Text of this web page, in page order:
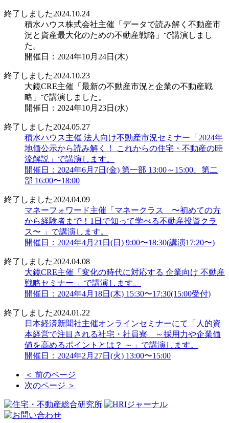
終了しました2024.10.24
積水ハウス株式会社主催「データで読み解く不動産市
況と資産最大化のための不動産戦略」で講演しまし
た。
開催日：2024年10月24日(木)
終了しました2024.10.23
大鏡CRE主催「最新の不動産市況と企業の不動産戦
略」で講演しました。
開催日：2024年10月23日(水)
終了しました2024.05.27
積水ハウス主催 法人向け不動産市況セミナー「2024年
地価公示から読み解く！ これからの住宅・不動産の時
流解説」で講演します。
開催日：2024年6月7日(金) 第一部 13:00～15:00、第二
部 16:00〜18:00
終了しました2024.04.09
マネーフォワード主催「マネークラス 〜初めての方
から経験者まで！1日で知って学べる不動産投資クラ
ス〜 」で講演します。
開催日：2024年4月21日(日) 9:00〜18:30(講演17:20〜)
終了しました2024.04.08
大鏡CRE主催「変化の時代に対応する 企業向け 不動産
戦略セミナー 」で講演します。
開催日：2024年4月18日(木) 15:30〜17:30(15:00受付)
終了しました2024.01.22
日本経済新聞社主催オンラインセミナーにて「人的資
本経営で注目される社宅・社員寮 ～採用力や企業価
値を高めるポイントとは？ ～」で講演します。
開催日：2024年2月27日(火) 13:00〜15:00
＜ 前のページ
次のページ ＞